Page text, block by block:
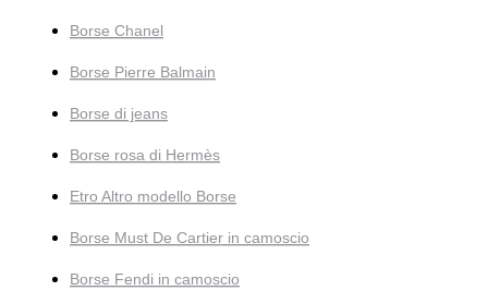
Borse Chanel
Borse Pierre Balmain
Borse di jeans
Borse rosa di Hermès
Etro Altro modello Borse
Borse Must De Cartier in camoscio
Borse Fendi in camoscio